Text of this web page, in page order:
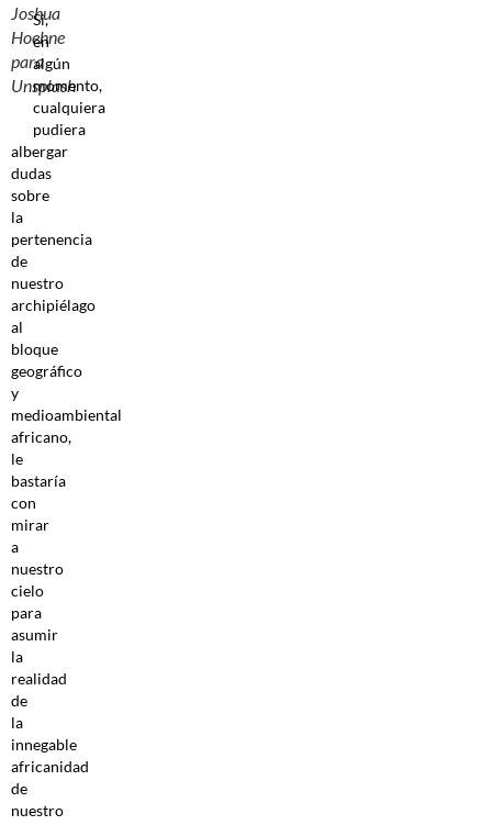
Joshua
Hoehne
para
Unsplash
Si,
en
algún
momento,
cualquiera
pudiera
albergar
dudas
sobre
la
pertenencia
de
nuestro
archipiélago
al
bloque
geográfico
y
medioambiental
africano,
le
bastaría
con
mirar
a
nuestro
cielo
para
asumir
la
realidad
de
la
innegable
africanidad
de
nuestro